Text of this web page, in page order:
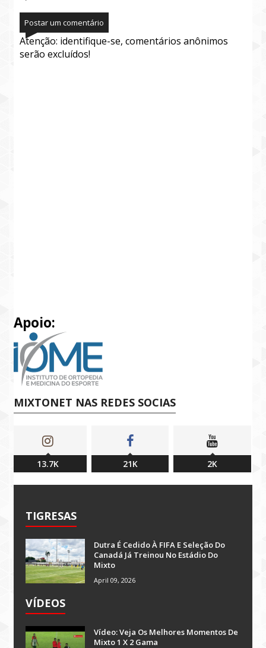
Postar um comentário
Atenção: identifique-se, comentários anônimos
serão excluídos!
Apoio:
MIXTONET NAS REDES SOCIAS
13.7K 21K 2K
TIGRESAS
Dutra É Cedido À FIFA E Seleção Do
Canadá Já Treinou No Estádio Do
Mixto
April 09, 2026
VÍDEOS
Vídeo: Veja Os Melhores Momentos De
Mixto 1 X 2 Gama